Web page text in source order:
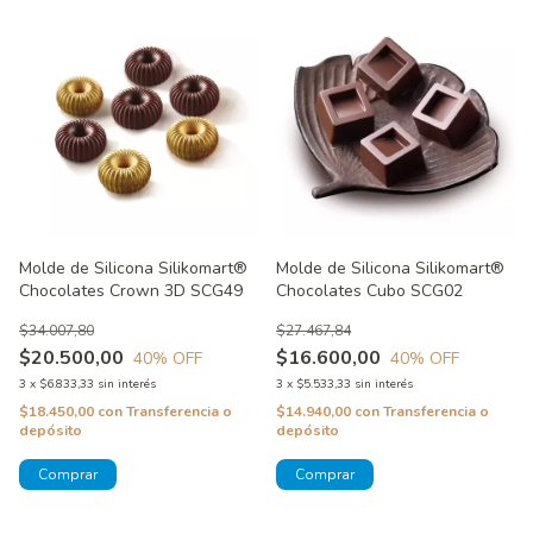
Molde de Silicona Silikomart®
Chocolates Crown 3D SCG49
$20.500,00
$34.007,80
40% OFF
3 x $6.833,33 sin interés
$18.450,00 conTransferencia o
depósito
Molde de Silicona Silikomart®
Chocolates Cubo SCG02
$16.600,00
$27.467,84
40% OFF
3 x $5.533,33 sin interés
$14.940,00 conTransferencia o
depósito